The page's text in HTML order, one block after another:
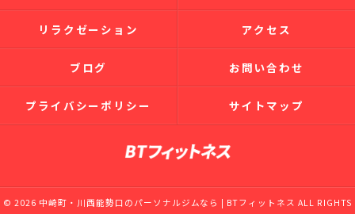
リラクゼーション アクセス
ブログ お問い合わせ
プライバシーポリシー サイトマップ
© 2026 中崎町・川西能勢口のパーソナルジムなら | BTフィットネス ALL RIGHTS